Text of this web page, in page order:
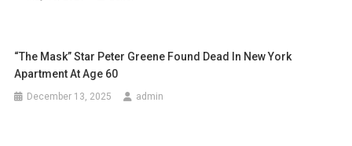
“The Mask” Star Peter Greene Found Dead In New York
Apartment At Age 60
December 13, 2025 admin